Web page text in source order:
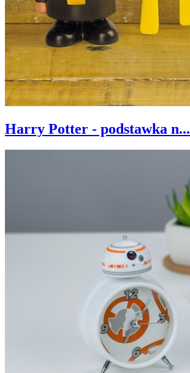
Harry Potter - podstawka n...